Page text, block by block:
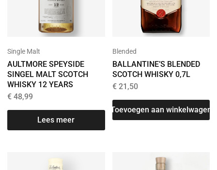
Single Malt
AULTMORE SPEYSIDE
SINGEL MALT SCOTCH
WHISKY 12 YEARS
€ 48,99
Lees meer
Blended
BALLANTINE’S BLENDED
SCOTCH WHISKY 0,7L
€21,50
Toevoegen aan winkelwagen